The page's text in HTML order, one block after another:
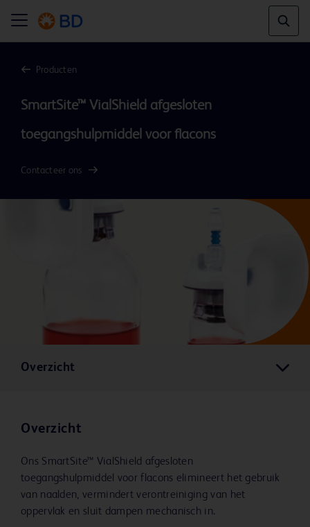
Producten
SmartSite™ VialShield afgesloten
Contacteer ons
Overzicht
Overzicht
Ons SmartSite™ VialShield afgesloten
toegangshulpmiddel voor flacons elimineert het gebruik
van naalden, vermindert verontreiniging van het
oppervlak en sluit dampen mechanisch in.